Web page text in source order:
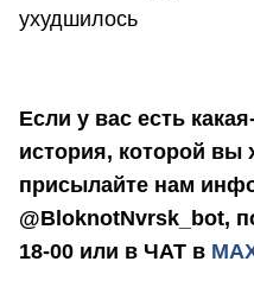
Если у вас есть
история, которой вы
присылайте нам
@BloknotNvrsk_bot,
18-00 или в ЧАТ в